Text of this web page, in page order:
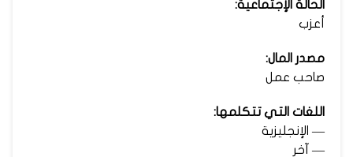
الحالة الإجتماعية:
أعزب
مصدر المال:
صاحب عمل
اللغات التي تتكلمها:
— الإنجليزية
— آخر